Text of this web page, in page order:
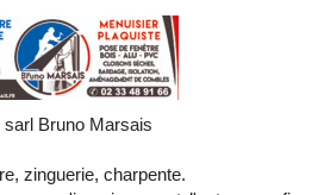
sarl Bruno Marsais
zinguerie, charpente.